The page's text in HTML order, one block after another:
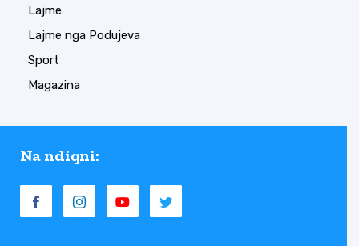
Lajme
Lajme nga Podujeva
Sport
Magazina
Na ndiqni: